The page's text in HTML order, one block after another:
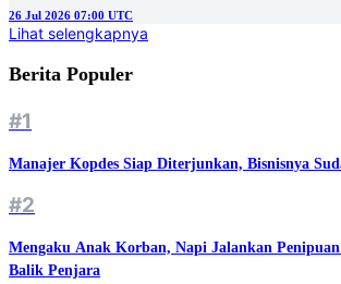
26 Jul 2026 07:00 UTC
Lihat selengkapnya
Berita Populer
#1
Manajer Kopdes Siap Diterjunkan, Bisnisnya
#2
Mengaku Anak Korban, Napi Jalankan
Balik Penjara